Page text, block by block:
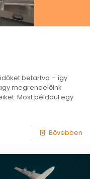
betartva – így
megrendelőink
Most például egy
Bővebben